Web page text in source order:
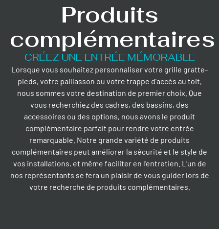
Produits
complémentaires
CRÉEZ UNE ENTRÉE MÉMORABLE
Lorsque vous souhaitez personnaliser votre grille gratte-
pieds, votre paillasson ou votre trappe d’accès au toit,
nous sommes votre destination de premier choix. Que
vous recherchiez des cadres, des bassins, des
accessoires ou des options, nous avons le produit
complémentaire parfait pour rendre votre entrée
remarquable. Notre grande variété de produits
complémentaires peut améliorer la sécurité et le style de
vos installations, et même faciliter en l’entretien. L’un de
nos représentants se fera un plaisir de vous guider lors de
votre recherche de produits complémentaires.